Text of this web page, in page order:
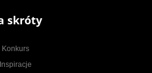
skróty
Konkurs
Inspiracje